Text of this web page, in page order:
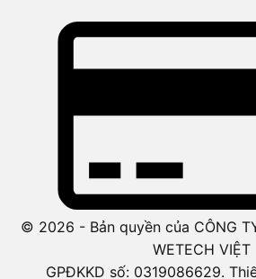
© 2026 - Bản quyền của CÔNG
WETECH VIỆT
GPĐKKD số: 0319086629.